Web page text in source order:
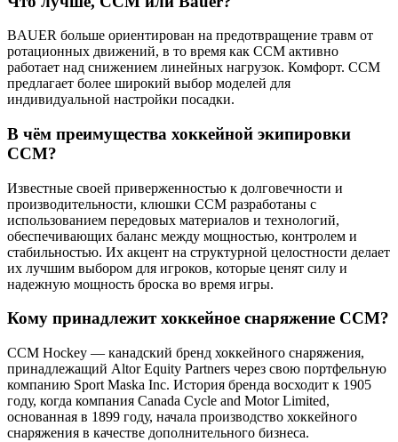
BAUER больше ориентирован на предотвращение травм от
ротационных движений, в то время как CCM активно
работает над снижением линейных нагрузок. Комфорт. CCM
предлагает более широкий выбор моделей для
индивидуальной настройки посадки.
В чём преимущества хоккейной экипировки
CCM?
Известные своей приверженностью к долговечности и
производительности, клюшки CCM разработаны с
использованием передовых материалов и технологий,
обеспечивающих баланс между мощностью, контролем и
стабильностью. Их акцент на структурной целостности делает
их лучшим выбором для игроков, которые ценят силу и
надежную мощность броска во время игры.
Кому принадлежит хоккейное снаряжение CCM?
CCM Hockey — канадский бренд хоккейного снаряжения,
принадлежащий Altor Equity Partners через свою портфельную
компанию Sport Maska Inc. История бренда восходит к 1905
году, когда компания Canada Cycle and Motor Limited,
основанная в 1899 году, начала производство хоккейного
снаряжения в качестве дополнительного бизнеса.